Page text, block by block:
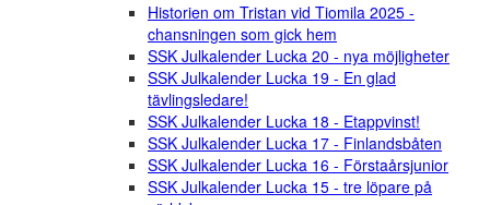
Historien om Tristan vid Tiomila 2025 -
chansningen som gick hem
SSK Julkalender Lucka 20 - nya möjligheter
SSK Julkalender Lucka 19 - En glad
tävlingsledare!
SSK Julkalender Lucka 18 - Etappvinst!
SSK Julkalender Lucka 17 - Finlandsbåten
SSK Julkalender Lucka 16 - Förstaårsjunior
SSK Julkalender Lucka 15 - tre löpare på